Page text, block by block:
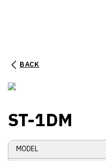
ผลิตภัณฑ์
ข่าวและกิจกรรม
BACK
ST-1DM
MODEL